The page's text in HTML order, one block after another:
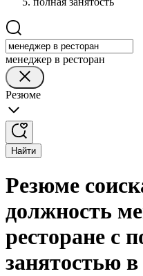
менеджер в ресторан
Резюме
Найти
Резюме
должность
ресторане с
занятостью